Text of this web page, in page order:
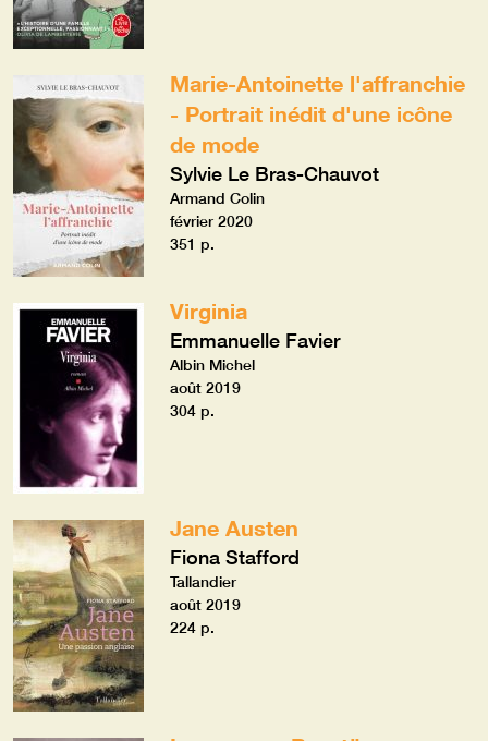
Marie-Antoinette l'affranchie
- Portrait inédit d'une icône
de mode
Sylvie Le Bras-Chauvot
Armand Colin
février 2020
351 p.
Virginia
Emmanuelle Favier
Albin Michel
août 2019
304 p.
Jane Austen
Fiona Stafford
Tallandier
août 2019
224 p.